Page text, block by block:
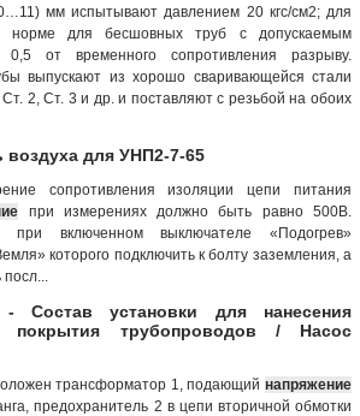
мм испытывают давлением 20 кгс/см2; для
для бесшовных труб с допускаемым
от временного сопротивления разрыву.
выпускают из хорошо сваривающейся стали
Ст. 2, Ст. 3 и др. и поставляют с резьбой на обоих
воздуха для УНП2-7-65
сопротивления изоляции цепи питания
при измерениях должно быть равно 500В.
при включенном выключателе «Подогрев»
которого подключить к болту заземления, а
Состав установки для нанесения
покрытия трубопроводов / Насос
трансформатор 1, подающий напряжение
предохранитель 2 в цепи вторичной обмотки